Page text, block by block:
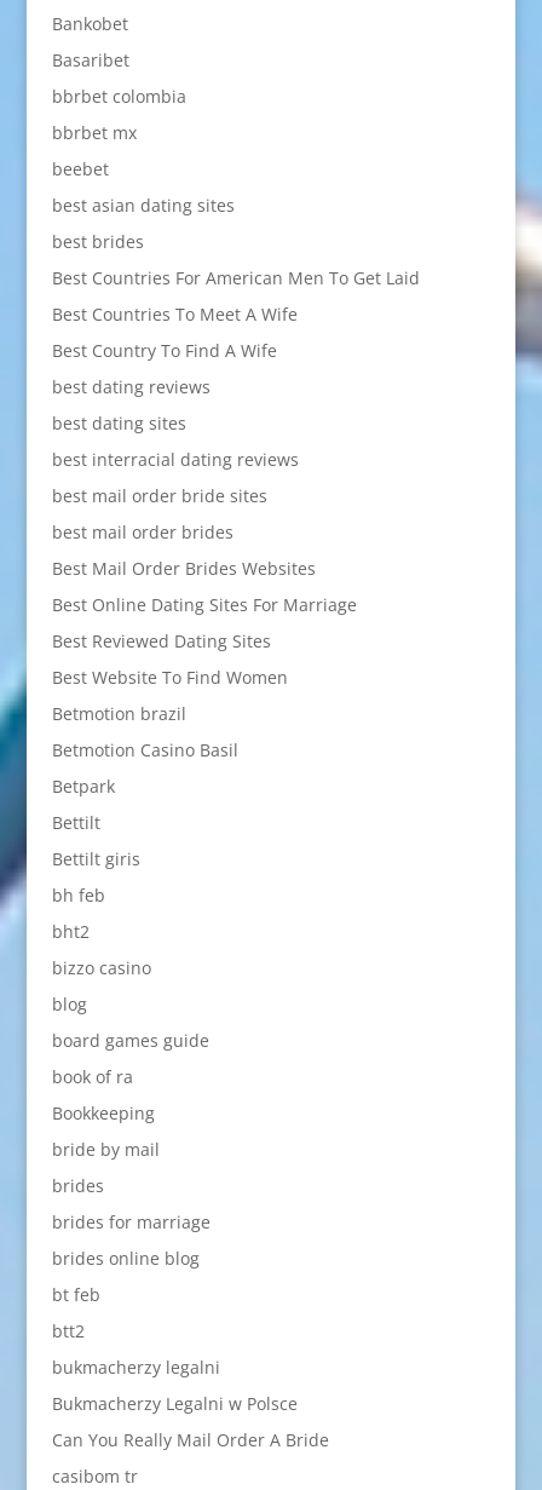
Bankobet
Basaribet
bbrbet colombia
bbrbet mx
beebet
best asian dating sites
best brides
Best Countries For American Men To Get Laid
Best Countries To Meet A Wife
Best Country To Find A Wife
best dating reviews
best dating sites
best interracial dating reviews
best mail order bride sites
best mail order brides
Best Mail Order Brides Websites
Best Online Dating Sites For Marriage
Best Reviewed Dating Sites
Best Website To Find Women
Betmotion brazil
Betmotion Casino Basil
Betpark
Bettilt
Bettilt giris
bh feb
bht2
bizzo casino
blog
board games guide
book of ra
Bookkeeping
bride by mail
brides
brides for marriage
brides online blog
bt feb
btt2
bukmacherzy legalni
Bukmacherzy Legalni w Polsce
Can You Really Mail Order A Bride
casibom tr